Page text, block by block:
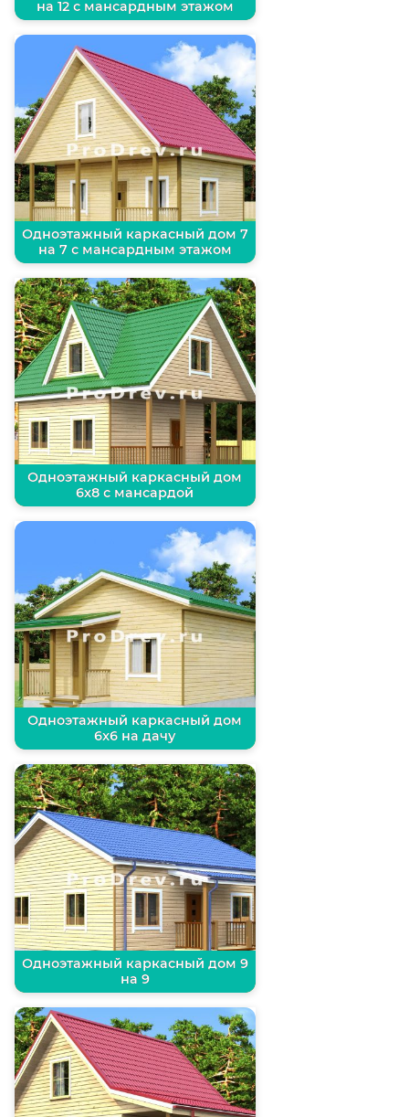
на 12 с мансардным этажом
Одноэтажный каркасный дом 7
на 7 с мансардным этажом
Одноэтажный каркасный дом
6х8 с мансардой
Одноэтажный каркасный дом
6х6 на дачу
Одноэтажный каркасный дом 9
на 9